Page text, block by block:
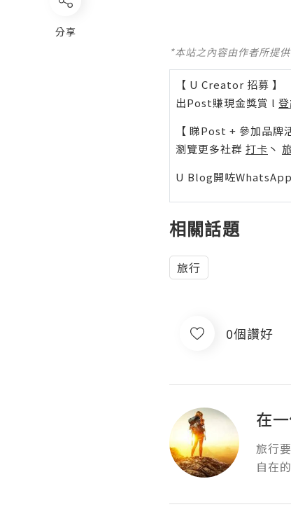
分享
*本站之內容由作者所提
【 U Creator 招募 】
出Post賺現金獎賞 l
【 睇Post + 參加品牌
瀏覽更多社群 打卡 丶
U Blog開咗WhatsApp
相關話題
旅行
0個讚好
在
旅行
自在